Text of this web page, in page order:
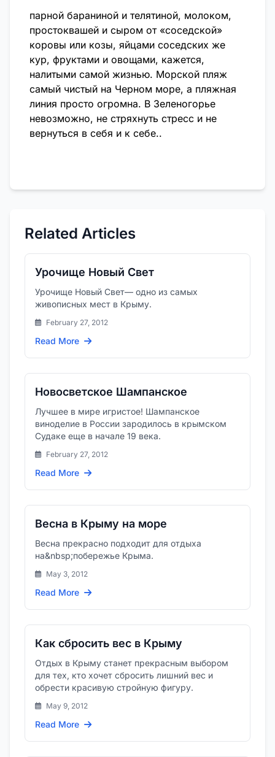
парной бараниной и телятиной, молоком,
простоквашей и сыром от «соседской»
коровы или козы, яйцами соседских же
кур, фруктами и овощами, кажется,
налитыми самой жизнью. Морской пляж
самый чистый на Черном море, а пляжная
линия просто огромна. В Зеленогорье
невозможно, не стряхнуть стресс и не
вернуться в себя и к себе..
Related Articles
Урочище Новый Свет
Урочище Новый Свет— одно из самых
живописных мест в Крыму.
February 27, 2012
Read More
Новосветское Шампанское
Лучшее в мире игристое! Шампанское
виноделие в России зародилось в крымском
Судаке еще в начале 19 века.
February 27, 2012
Read More
Весна в Крыму на море
Весна прекрасно подходит для отдыха
на&nbsp;побережье Крыма.
May 3, 2012
Read More
Как сбросить вес в Крыму
Отдых в Крыму станет прекрасным выбором
для тех, кто хочет сбросить лишний вес и
обрести красивую стройную фигуру.
May 9, 2012
Read More